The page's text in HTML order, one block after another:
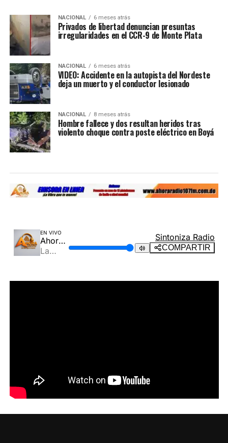
NACIONAL 6 meses atrás
Privados de libertad denuncian presuntas
irregularidades en el CCR-9 de Monte Plata
NACIONAL 6 meses atrás
VIDEO: Accidente en la autopista del Nordeste
deja un muerto y el conductor lesionado
NACIONAL 8 meses atrás
Hombre fallece y dos resultan heridos tras
violento choque contra poste eléctrico en Boyá